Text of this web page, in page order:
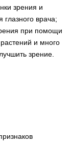
зрения и
врача;
при помощи
и много
зрение.